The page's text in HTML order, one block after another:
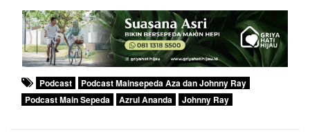
Podcast
Podcast Mainsepeda Aza dan Johnny Ray
Podcast Main Sepeda
Azrul Ananda Johnny Ray